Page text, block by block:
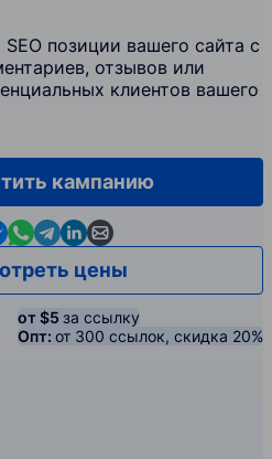
позиции вашего сайта с
отзывов или
клиентов вашего
кампанию
us in Messenger
Contact us in WhatsApp
Contact us in Telegram
Contact us in Linkedin
Contact us by email
цены
от $5 за ссылку
Опт: от 300 ссылок, скидка 20%